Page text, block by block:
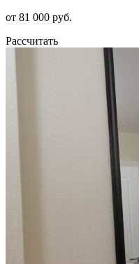
от 81 000 руб.
Рассчитать